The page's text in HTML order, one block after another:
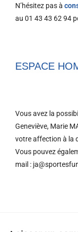
N’hésitez pas à
au 01 43 43 62 94
ESPACE
Vous avez la
Geneviève, Marie
votre affection à la
Vous pouvez
mail :